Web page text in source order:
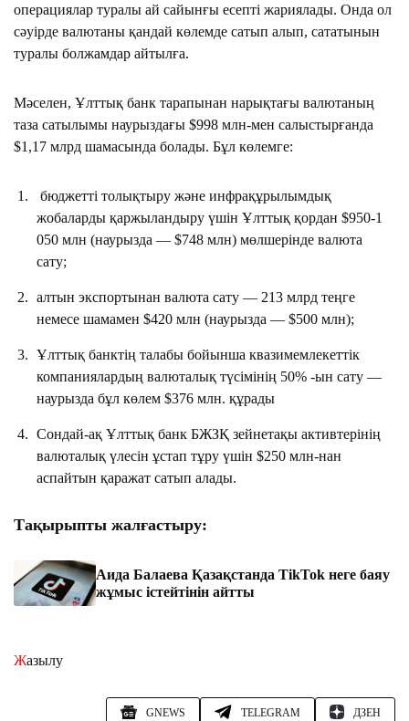
операциялар туралы ай сайынғы есепті жариялады. Онда ол
сәуірде валютаны қандай көлемде сатып алып, сататынын
туралы болжамдар айтылға.
Мәселен, Ұлттық банк тарапынан нарықтағы валютаның
таза сатылымы наурыздағы $998 млн-мен салыстырғанда
$1,17 млрд шамасында болады. Бұл көлемге:
бюджетті толықтыру және инфрақұрылымдық
жобаларды қаржыландыру үшін Ұлттық қордан $950-1
050 млн (наурызда — $748 млн) мөлшерінде валюта
сату;
алтын экспортынан валюта сату — 213 млрд теңге
немесе шамамен $420 млн (наурызда — $500 млн);
Ұлттық банктің талабы бойынша квазимемлекеттік
компаниялардың валюталық түсімінің 50% -ын сату —
наурызда бұл көлем $376 млн. құрады
Сондай-ақ Ұлттық банк БЖЗҚ зейнетақы активтерінің
валюталық үлесін ұстап тұру үшін $250 млн-нан
аспайтын қаражат сатып алады.
Тақырыпты жалғастыру:
Аида Балаева Қазақстанда TikTok неге баяу
жұмыс істейтінін айтты
Жазылу
GNEWS TELEGRAM ДЗЕН